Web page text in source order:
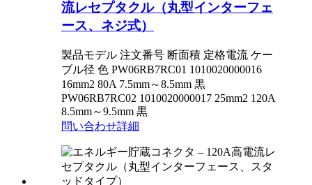
流レセプタクル（丸型インターフェ
ース、ネジ式）
製品モデル 注文番号 断面積 定格電流 ケー
ブル径 色 PW06RB7RC01 1010020000016
16mm2 80A 7.5mm～8.5mm 黒
PW06RB7RC02 1010020000017 25mm2 120A
8.5mm～9.5mm 黒
問い合わせ詳細